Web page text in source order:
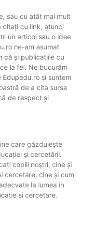
sau cu atât mai mult
citați cu link, atunci
un articol sau o idee
ne-am asumat
că și publicațiile cu
la fel. Ne bucurăm
și suntem
de a cita sursa
de respect și
care găzduiește
și cercetării.
copiii noștri, cine și
cercetare, cine și cum
la lumea în
și cercetare.